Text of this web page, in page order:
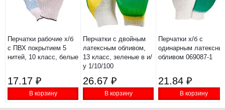
Перчатки рабочие х/б
с ПВХ покрытием 5
нитей, 10 класс, белые
17.17 ₽
В корзину
Перчатки с двойным
латексным обливом,
13 класс, зеленые в и/
у 1/10/100
26.67 ₽
В корзину
Перчатки х/б с
одинарным
обливом 069087-1
21.84 ₽
В корзину